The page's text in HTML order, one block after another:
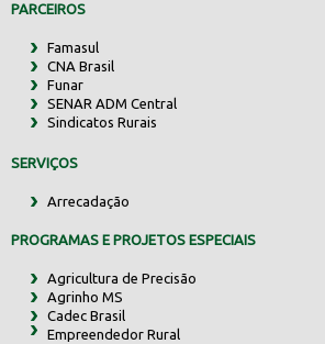
PARCEIROS
Famasul
CNA Brasil
Funar
SENAR ADM Central
Sindicatos Rurais
SERVIÇOS
Arrecadação
PROGRAMAS E PROJETOS ESPECIAIS
Agricultura de Precisão
Agrinho MS
Cadec Brasil
Empreendedor Rural